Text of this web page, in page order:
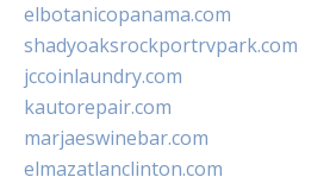
elbotanicopanama.com
shadyoaksrockportrvpark.com
jccoinlaundry.com
kautorepair.com
marjaeswinebar.com
elmazatlanclinton.com